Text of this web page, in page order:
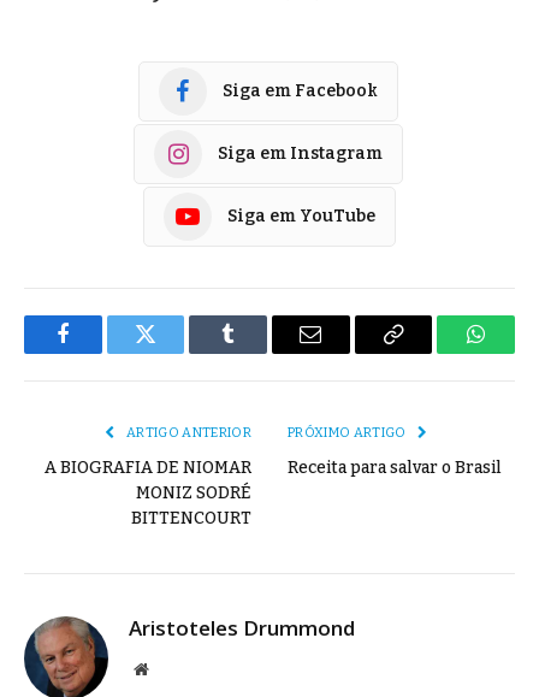
Siga em Facebook
Siga em Instagram
Siga em YouTube
FacebookTwitter Tumblr
E-
Copiar
ARTIGO ANTERIOR
A BIOGRAFIA DE NIOMAR
MONIZ SODRÉ
BITTENCOURT
PRÓXIMO ARTIGO
Receita para salvar o Brasil
Aristoteles Drummond
Site